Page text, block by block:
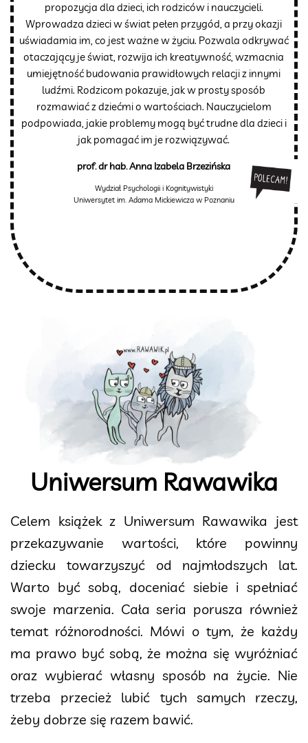
propozycja dla dzieci, ich rodziców i nauczycieli.
Wprowadza dzieci w świat pełen przygód, a przy okazji
uświadamia im, co jest ważne w życiu. Pozwala odkrywać
otaczający je świat, rozwija ich kreatywność, wzmacnia
umiejętność budowania prawidłowych relacji z innymi
ludźmi. Rodzicom pokazuje, jak w prosty sposób
rozmawiać z dziećmi o wartościach. Nauczycielom
podpowiada, jakie problemy mogą być trudne dla dzieci i
jak pomagać im je rozwiązywać.
prof. dr hab. Anna Izabela Brzezińska
Wydział Psychologii i Kognitywistyki
Uniwersytet im. Adama Mickiewicza w Poznaniu
Uniwersum Rawawika
Celem książek z Uniwersum Rawawika jest
przekazywanie wartości, które powinny
dziecku towarzyszyć od najmłodszych lat.
Warto być sobą, doceniać siebie i spełniać
swoje marzenia. Cała seria porusza również
temat różnorodności. Mówi o tym, że każdy
ma prawo być sobą, że można się wyróżniać
oraz wybierać własny sposób na życie. Nie
trzeba przecież lubić tych samych rzeczy,
żeby dobrze się razem bawić.